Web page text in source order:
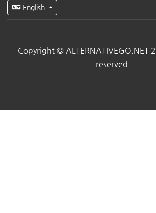
English
Copyright © ALTERNATIVEGO.NET
reserved